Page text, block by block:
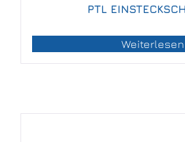
PTL
Weiterlesen